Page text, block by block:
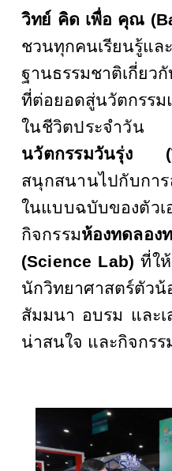
วิทย์ คิด เพื่อ คุณ (
ชวนทุกคนเรียนรู้แล
ฐานธรรมชาติเกี่ยว
ที่ต่อยอดสู่นวัตกรรม
ในชีวิตประจ
นวัตกรรมวันรุ่ง (
สนุกสนานไปกับการ
ในแบบฉบับของตั
กิจกรรมห้องทดลอง
(Science Lab) ที่ใ
นักวิทยาศาสตร์ตัวน้
สัมมนา อบรม และ
น่าสนใจ และกิจกรร